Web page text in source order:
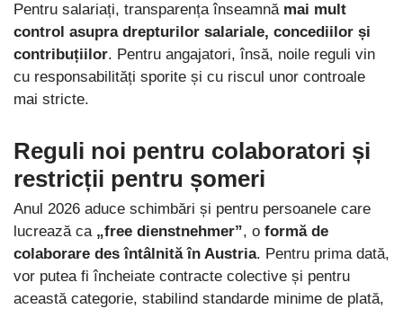
Pentru salariați, transparența înseamnă mai mult
control asupra drepturilor salariale, concediilor și
contribuțiilor. Pentru angajatori, însă, noile reguli vin
cu responsabilități sporite și cu riscul unor controale
mai stricte.
Reguli noi pentru colaboratori și
restricții pentru șomeri
Anul 2026 aduce schimbări și pentru persoanele care
lucrează ca „free dienstnehmer”, o formă de
colaborare des întâlnită în Austria. Pentru prima dată,
vor putea fi încheiate contracte colective și pentru
această categorie, stabilind standarde minime de plată,